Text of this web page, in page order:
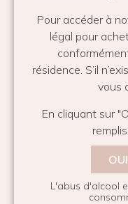
Pour accéder à
légal pour
résidence. S’il
vous
En cliquant sur
OUI
L'abus d'alcool
Abonnez-
Ce champ n’est